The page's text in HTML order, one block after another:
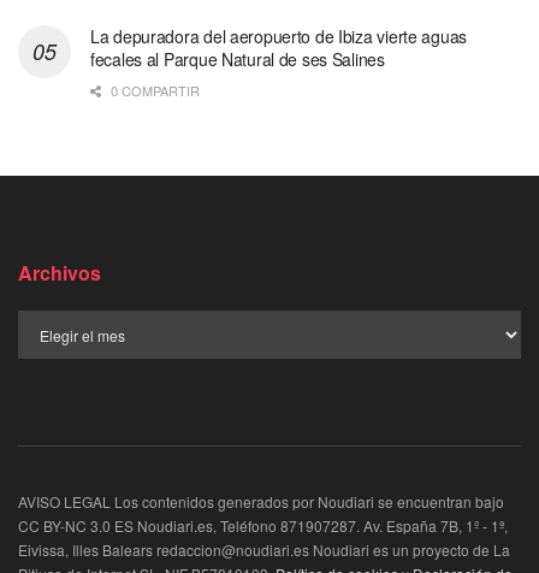
La depuradora del aeropuerto de Ibiza vierte aguas
fecales al Parque Natural de ses Salines
0 COMPARTIR
Archivos
AVISO LEGAL Los contenidos generados por Noudiari se encuentran bajo
CC BY-NC 3.0 ES Noudiari.es, Teléfono 871907287. Av. España 7B, 1º - 1ª,
Eivissa, Illes Balears redaccion@noudiari.es Noudiari es un proyecto de La